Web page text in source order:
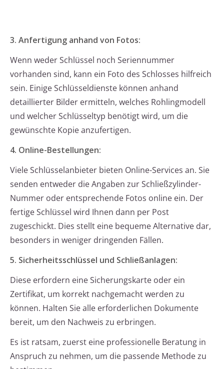
3. Anfertigung anhand von Fotos:
Wenn weder Schlüssel noch Seriennummer
vorhanden sind, kann ein Foto des Schlosses hilfreich
sein. Einige Schlüsseldienste können anhand
detaillierter Bilder ermitteln, welches Rohlingmodell
und welcher Schlüsseltyp benötigt wird, um die
gewünschte Kopie anzufertigen.
4. Online-Bestellungen:
Viele Schlüsselanbieter bieten Online-Services an. Sie
senden entweder die Angaben zur Schließzylinder-
Nummer oder entsprechende Fotos online ein. Der
fertige Schlüssel wird Ihnen dann per Post
zugeschickt. Dies stellt eine bequeme Alternative dar,
besonders in weniger dringenden Fällen.
5. Sicherheitsschlüssel und Schließanlagen:
Diese erfordern eine Sicherungskarte oder ein
Zertifikat, um korrekt nachgemacht werden zu
können. Halten Sie alle erforderlichen Dokumente
bereit, um den Nachweis zu erbringen.
Es ist ratsam, zuerst eine professionelle Beratung in
Anspruch zu nehmen, um die passende Methode zu